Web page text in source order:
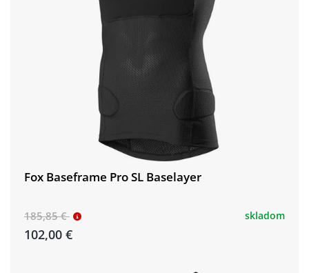
Fox Baseframe Pro SL Baselayer
185,85 €
102,00 €
skladom